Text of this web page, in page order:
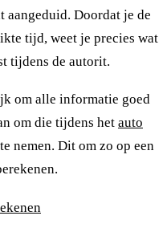
aangeduid. Doordat je de
tijd, weet je precies wat
tijdens de autorit.
om alle informatie goed
om die tijdens het auto
nemen. Dit om zo op een